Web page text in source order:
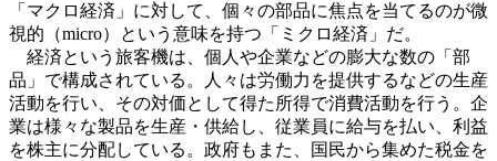
「マクロ経済」に対して、個々の部品に焦点を当てるのが微
視的（micro）という意味を持つ「ミクロ経済」だ。
経済という旅客機は、個人や企業などの膨大な数の「部
品」で構成されている。人々は労働力を提供するなどの生産
活動を行い、その対価として得た所得で消費活動を行う。企
業は様々な製品を生産・供給し、従業員に給与を払い、利益
を株主に分配している。政府もまた、国民から集めた税金を